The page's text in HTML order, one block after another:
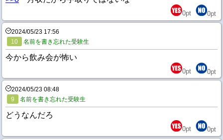
0pt 0pt
2024/05/23 17:56
10
名前を書き忘れた受験生
今から飲み会が怖い
0pt 0pt
2024/05/23 08:48
9
名前を書き忘れた受験生
どうなんだろ
0pt 0pt